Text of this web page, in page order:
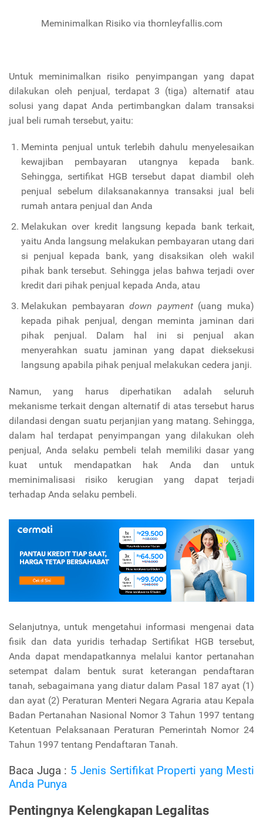
Meminimalkan Risiko via thornleyfallis.com
Untuk meminimalkan risiko penyimpangan yang dapat
dilakukan oleh penjual, terdapat 3 (tiga) alternatif atau
solusi yang dapat Anda pertimbangkan dalam transaksi
jual beli rumah tersebut, yaitu:
Meminta penjual untuk terlebih dahulu menyelesaikan
kewajiban pembayaran utangnya kepada bank.
Sehingga, sertifikat HGB tersebut dapat diambil oleh
penjual sebelum dilaksanakannya transaksi jual beli
rumah antara penjual dan Anda
Melakukan over kredit langsung kepada bank terkait,
yaitu Anda langsung melakukan pembayaran utang dari
si penjual kepada bank, yang disaksikan oleh wakil
pihak bank tersebut. Sehingga jelas bahwa terjadi over
kredit dari pihak penjual kepada Anda, atau
Melakukan pembayarandown payment (uang muka)
kepada pihak penjual, dengan meminta jaminan dari
pihak penjual. Dalam hal ini si penjual akan
menyerahkan suatu jaminan yang dapat dieksekusi
langsung apabila pihak penjual melakukan cedera janji.
Namun, yang harus diperhatikan adalah seluruh
mekanisme terkait dengan alternatif di atas tersebut harus
dilandasi dengan suatu perjanjian yang matang. Sehingga,
dalam hal terdapat penyimpangan yang dilakukan oleh
penjual, Anda selaku pembeli telah memiliki dasar yang
kuat untuk mendapatkan hak Anda dan untuk
meminimalisasi risiko kerugian yang dapat terjadi
terhadap Anda selaku pembeli.
Selanjutnya, untuk mengetahui informasi mengenai data
fisik dan data yuridis terhadap Sertifikat HGB tersebut,
Anda dapat mendapatkannya melalui kantor pertanahan
setempat dalam bentuk surat keterangan pendaftaran
tanah, sebagaimana yang diatur dalam Pasal 187 ayat (1)
dan ayat (2) Peraturan Menteri Negara Agraria atau Kepala
Badan Pertanahan Nasional Nomor 3 Tahun 1997 tentang
Ketentuan Pelaksanaan Peraturan Pemerintah Nomor 24
Tahun 1997 tentang Pendaftaran Tanah.
Baca Juga : 5 Jenis Sertifikat Properti yang Mesti
Anda Punya
Pentingnya Kelengkapan Legalitas